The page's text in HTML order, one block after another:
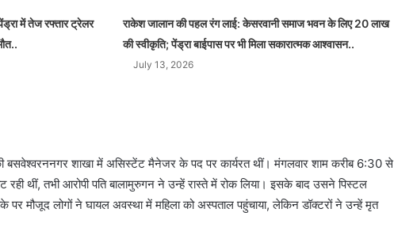
में तेज रफ्तार ट्रेलर
राकेश जालान की पहल रंग लाई: केसरवानी समाज भवन के लिए 20 लाख
की स्वीकृति; पेंड्रा बाईपास पर भी मिला सकारात्मक आश्वासन..
July 13, 2026
बसवेश्वरननगर शाखा में असिस्टेंट मैनेजर के पद पर कार्यरत थीं। मंगलवार शाम करीब 6:30 से
थीं, तभी आरोपी पति बालामुरुगन ने उन्हें रास्ते में रोक लिया। इसके बाद उसने पिस्टल
पर मौजूद लोगों ने घायल अवस्था में महिला को अस्पताल पहुंचाया, लेकिन डॉक्टरों ने उन्हें मृत